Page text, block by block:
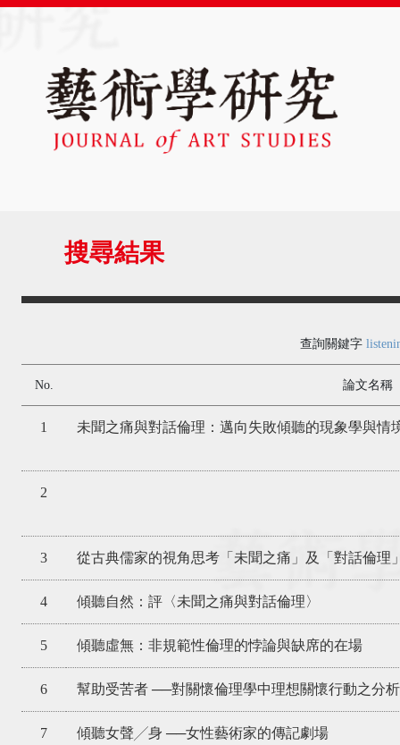
搜尋結果
查詢關鍵字
No. 論文名稱
1 未聞之痛與對話倫理：邁向失敗傾聽的現象學與情
2
3 從古典儒家的視角思考「未聞之痛」及「對話倫理
4 傾聽自然：評〈未聞之痛與對話倫理〉
5 傾聽虛無：非規範性倫理的悖論與缺席的在場
6 幫助受苦者 ──對關懷倫理學中理想關懷行動之分析
7 傾聽女聲╱身 ──女性藝術家的傳記劇場